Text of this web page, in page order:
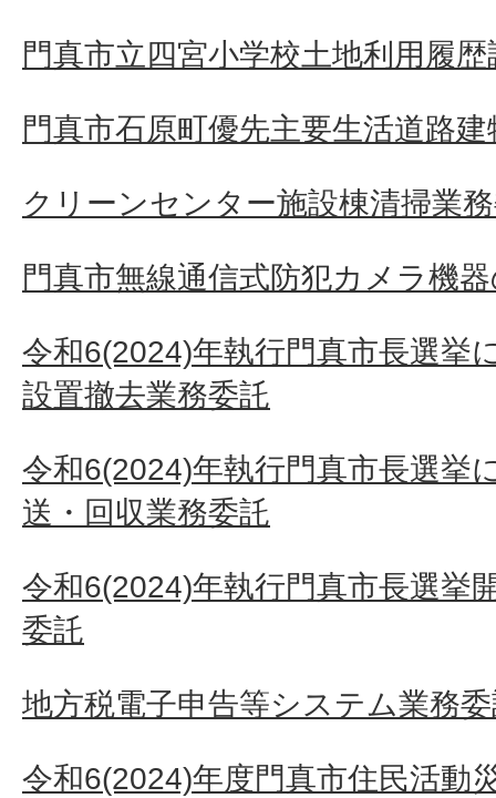
門真市立四宮小学校土地利用履
門真市石原町優先主要生活道路
クリーンセンター施設棟清掃業
門真市無線通信式防犯カメラ機
令和6(2024)年執行門真市長選挙
設置撤去業務委託
令和6(2024)年執行門真市長選挙
送・回収業務委託
令和6(2024)年執行門真市長選挙
委託
地方税電子申告等システム業務
令和6(2024)年度門真市住民活動